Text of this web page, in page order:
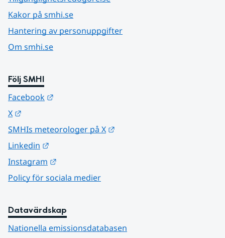
Kakor på smhi.se
Hantering av personuppgifter
Om smhi.se
Följ SMHI
Facebook
X
SMHIs meteorologer på X
Linkedin
Instagram
Policy för sociala medier
Datavärdskap
Nationella emissionsdatabasen